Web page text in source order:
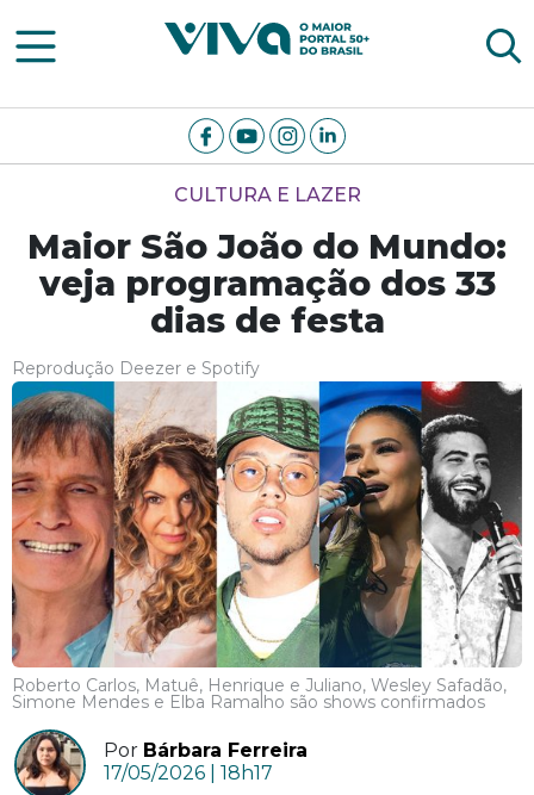
Viva Notícias
CULTURA E LAZER
Maior São João do Mundo:
veja programação dos 33
dias de festa
Reprodução Deezer e Spotify
Roberto Carlos, Matuê, Henrique e Juliano, Wesley Safadão,
Simone Mendes e Elba Ramalho são shows confirmados
Por Bárbara Ferreira
17/05/2026 | 18h17